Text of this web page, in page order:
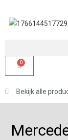
0
Bekijk alle